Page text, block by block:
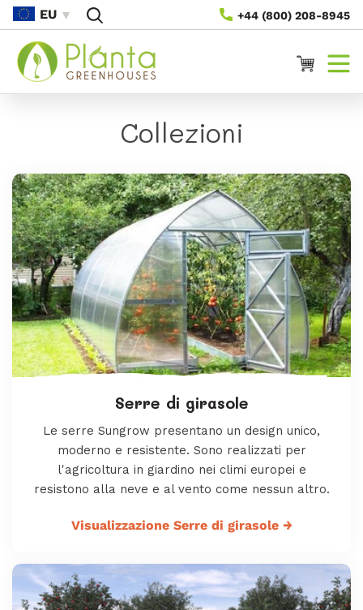
Direttamente
Ai Contenuti
+44 (800) 208-8945
EU
Carrello
Collezioni
Serre di girasole
Le serre Sungrow presentano un design unico,
moderno e resistente. Sono realizzati per
l'agricoltura in giardino nei climi europei e
resistono alla neve e al vento come nessun altro.
Visualizzazione Serre di girasole →